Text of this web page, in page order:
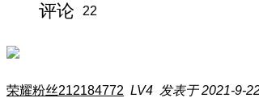
评论 22
荣耀粉丝212184772 LV4 发表于 2021-9-